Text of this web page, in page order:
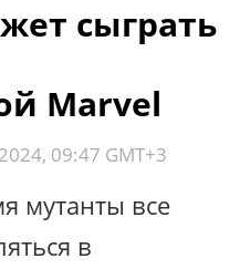
сыграть
Marvel
09:47 GMT+3
мутанты все
в